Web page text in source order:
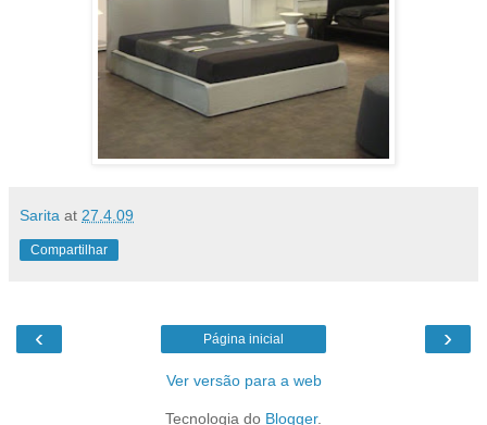
Sarita at 27.4.09
Compartilhar
‹ ›
Página inicial
Ver versão para a web
Tecnologia do Blogger.